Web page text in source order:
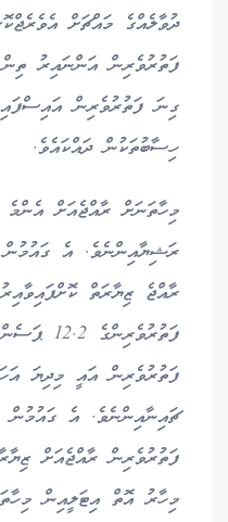
ގިނަ ފަތުރުވެރިން
ހިސާބުތަކުން ދައްކައެވެ.
މިހާތަނަށް ރާއްޖެއަށް
ރާއްޖެ ޒިޔާރަތް
ފަތުރުވެރިން އައީ މިދިޔަ
ފަތުރުވެރިން ރާއްޖެއަށް